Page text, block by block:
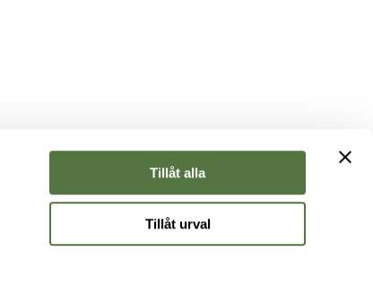
Tillåt alla
Tillåt urval